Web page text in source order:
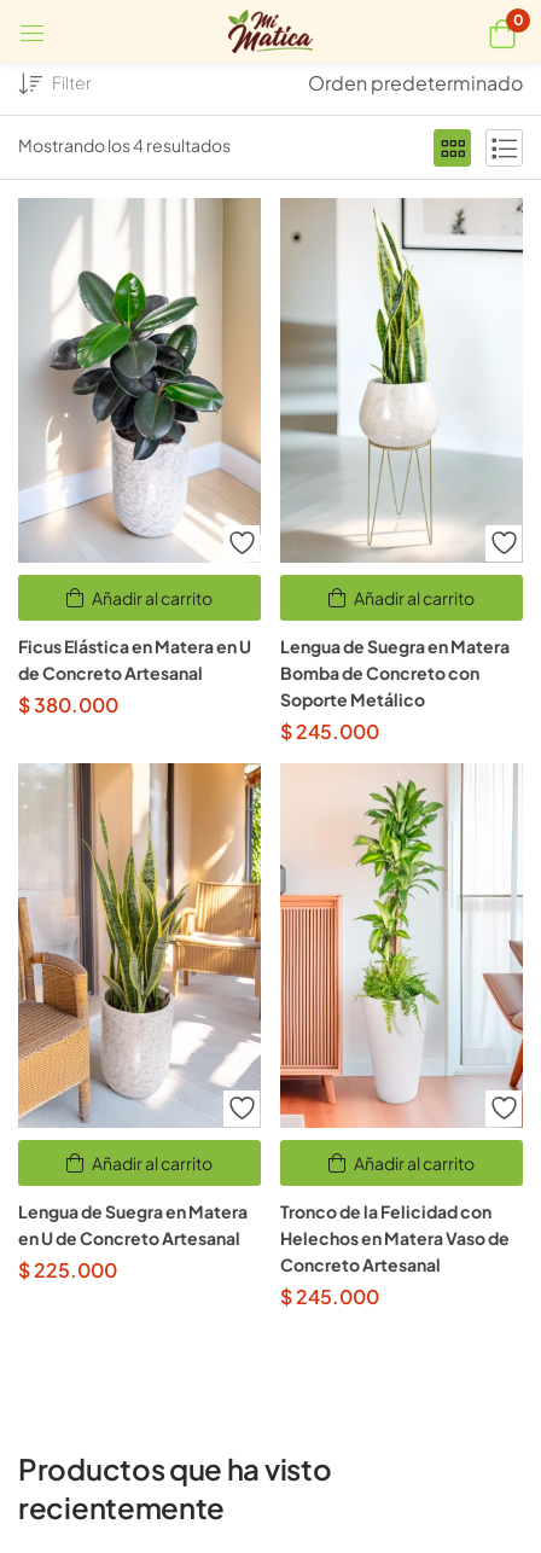
0
Mostrando los 4 resultados
Filter Orden predeterminado
Añadir al carrito
Ficus Elástica en Matera en U
de Concreto Artesanal
$380.000
Añadir al carrito
Lengua de Suegra en Matera
Bomba de Concreto con
Soporte Metálico
$245.000
Añadir al carrito
Lengua de Suegra en Matera
en U de Concreto Artesanal
$225.000
Añadir al carrito
Tronco de la Felicidad con
Helechos en Matera Vaso de
Concreto Artesanal
$245.000
Productos que ha visto
recientemente